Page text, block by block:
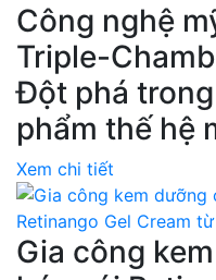
Công nghệ
Triple-
Đột phá
phẩm thế hệ
Xem chi tiết
Gia công